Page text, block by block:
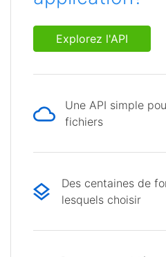
Explorez l'API
Une API simple
fichiers
Des centaines de
lesquels choisir